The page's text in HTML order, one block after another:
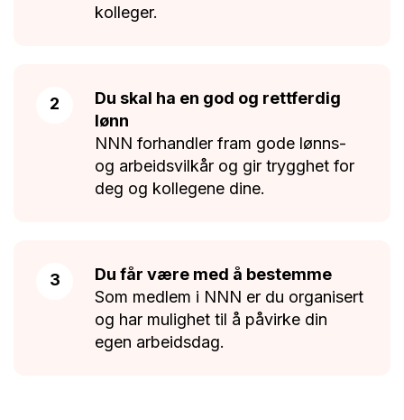
kolleger.
Du skal ha en god og rettferdig
lønn
NNN forhandler fram gode lønns-
og arbeidsvilkår og gir trygghet for
deg og kollegene dine.
Du får være med å bestemme
Som medlem i NNN er du organisert
og har mulighet til å påvirke din
egen arbeidsdag.